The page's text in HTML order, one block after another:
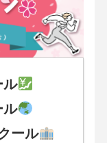
ル
ル
ール